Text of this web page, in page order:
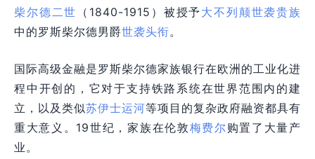
柴尔德二世 （1840-1915）被授予大不列颠世袭贵族
中的罗斯柴尔德男爵世袭头衔。
国际高级金融是罗斯柴尔德家族银行在欧洲的工业化进
程中开创的，它对于支持铁路系统在世界范围内的建
立，以及类似苏伊士运河等项目的复杂政府融资都具有
重大意义。19世纪，家族在伦敦梅费尔购置了大量产
业。